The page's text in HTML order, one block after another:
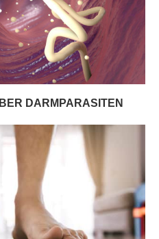
DARMPARASITEN